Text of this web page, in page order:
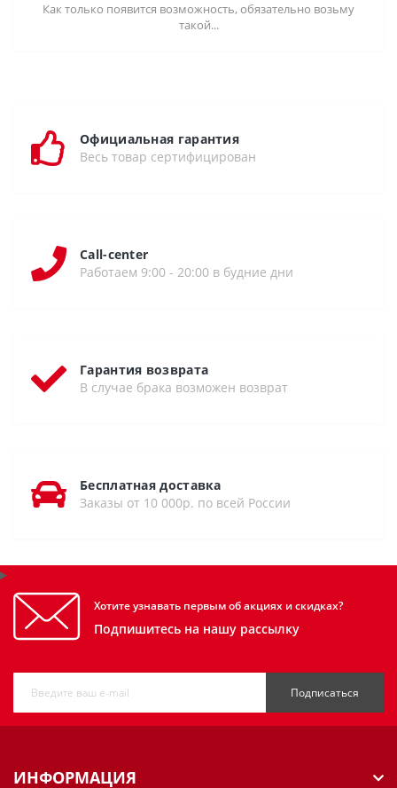
Как только появится возможность, обязательно возьму
такой...
Официальная гарантия
Весь товар сертифицирован
Call-center
Работаем 9:00 - 20:00 в будние дни
Гарантия возврата
В случае брака возможен возврат
Бесплатная доставка
Заказы от 10 000р. по всей России
Хотите узнавать первым об акциях и скидках?
Подпишитесь на нашу рассылку
Подписаться
ИНФОРМАЦИЯ